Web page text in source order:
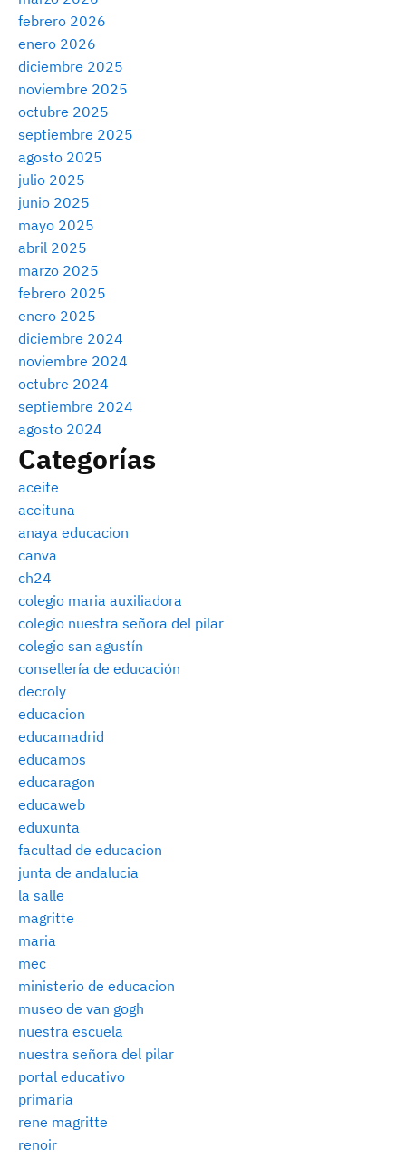
febrero 2026
enero 2026
diciembre 2025
noviembre 2025
octubre 2025
septiembre 2025
agosto 2025
julio 2025
junio 2025
mayo 2025
abril 2025
marzo 2025
febrero 2025
enero 2025
diciembre 2024
noviembre 2024
octubre 2024
septiembre 2024
agosto 2024
Categorías
aceite
aceituna
anaya educacion
canva
ch24
colegio maria auxiliadora
colegio nuestra señora del pilar
colegio san agustín
consellería de educación
decroly
educacion
educamadrid
educamos
educaragon
educaweb
eduxunta
facultad de educacion
junta de andalucia
la salle
magritte
maria
mec
ministerio de educacion
museo de van gogh
nuestra escuela
nuestra señora del pilar
portal educativo
primaria
rene magritte
renoir